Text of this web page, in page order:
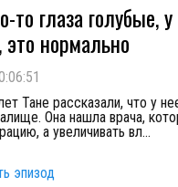
то глаза голубые,
нормально
Тане рассказали, что у
Она нашла врача,
а увеличивать вл...
эпизод